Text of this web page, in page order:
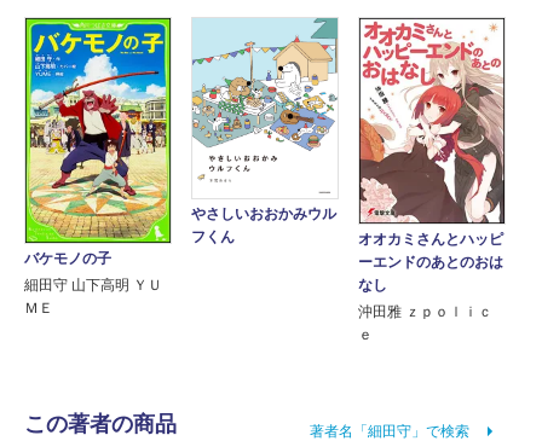
バケモノの子
細田守 山下高明 ＹＵ
ＭＥ
やさしいおおかみウル
フくん
オオカミさんとハッピ
ーエンドのあとのおは
なし
沖田雅 ｚｐｏｌｉｃ
ｅ
この著者の商品 著者名「細田守」で検索